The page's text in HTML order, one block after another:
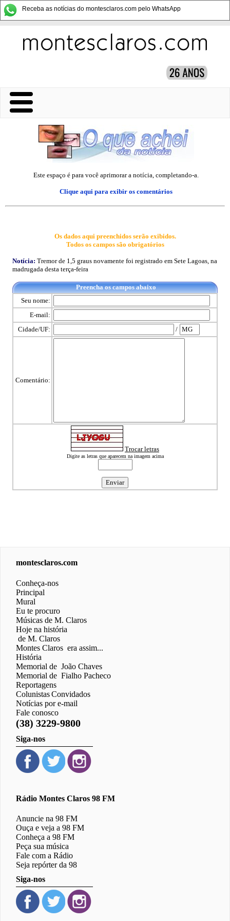
Receba as notícias do montesclaros.com pelo WhatsApp
Este espaço é para você aprimorar a notícia, completando-a.
Clique aqui para exibir os comentários
Os dados aqui preenchidos serão exibidos.
Todos os campos são obrigatórios
Notícia: Tremor de 1,5 graus novamente foi registrado em Sete Lagoas, na
madrugada desta terça-feira
Preencha os campos abaixo
Seu nome:
E-mail:
Cidade/UF:
/
Comentário:
Trocar letras
Digite as letras que aparecem na imagem acima
montesclaros.com
Conheça-nos
Principal
Mural
Eu te procuro
Músicas de M. Claros
Hoje na história
de M. Claros
Montes Claros era assim...
História
Memorial de João Chaves
Memorial de Fialho Pacheco
Reportagens
ColunistasConvidados
Notícias por e-mail
Fale conosco
(38) 3229-9800
Siga-nos
Rádio Montes Claros 98 FM
Anuncie na 98 FM
Ouça e veja a 98 FM
Conheça a 98 FM
Peça sua música
Fale com a Rádio
Seja repórter da 98
Siga-nos